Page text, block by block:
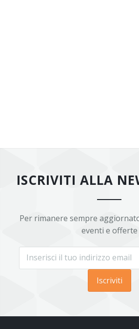
ISCRIVITI ALLA
Per rimanere sempre
eventi e offerte
Iscriviti